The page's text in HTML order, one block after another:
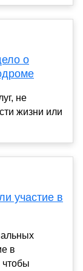
о
не
жизни или
участие в
в
чтобы